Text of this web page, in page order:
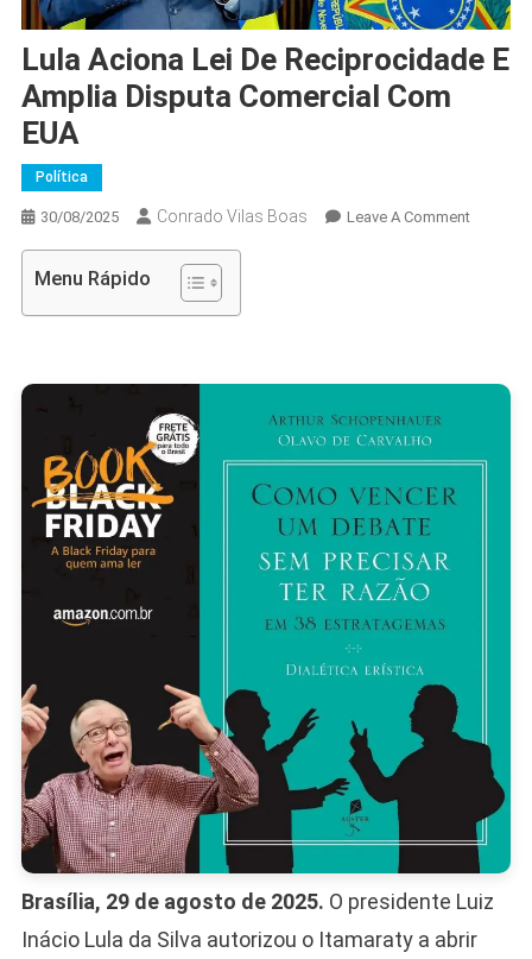
Lula Aciona Lei De Reciprocidade E
Amplia Disputa Comercial Com
EUA
Política
30/08/2025 Conrado Vilas Boas Leave A CommentOn
Menu Rápido
Brasília, 29 de agosto de 2025. O presidente Luiz
Inácio Lula da Silva autorizou o Itamaraty a abrir